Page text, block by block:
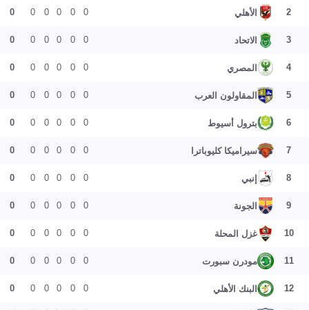
2 الأهلي 0
0
0
0
0
0
3 الاتحاد 0
0
0
0
0
0
4 المصري 0
0
0
0
0
0
5 المقاولون العرب 0
0
0
0
0
0
6 بترول أسيوط 0
0
0
0
0
0
7 سيراميكا كليوباترا 0
0
0
0
0
0
8 إنبي 0
0
0
0
0
0
9 الجونة 0
0
0
0
0
0
10 غزل المحلة 0
0
0
0
0
0
11 مودرن سبورت 0
0
0
0
0
0
12 البنك الأهلي 0
0
0
0
0
0